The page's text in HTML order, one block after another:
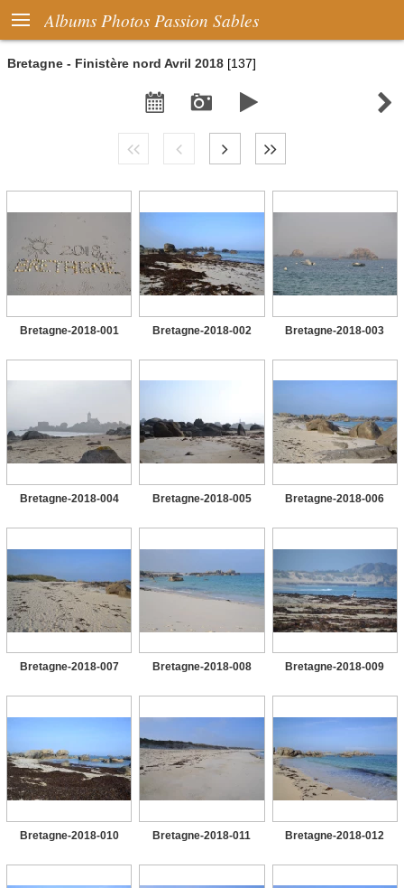
 Albums Photos Passion Sables
Bretagne - Finistère nord Avril 2018 [137]
   
Bretagne-2018-001 Bretagne-2018-002 Bretagne-2018-003
Bretagne-2018-004 Bretagne-2018-005 Bretagne-2018-006
Bretagne-2018-007 Bretagne-2018-008 Bretagne-2018-009
Bretagne-2018-010 Bretagne-2018-011 Bretagne-2018-012